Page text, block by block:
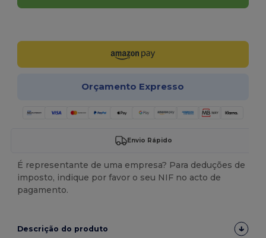
Orçamento Expresso
Envio Rápido
É representante de uma empresa? Para deduções de
imposto, indique por favor o seu NIF no acto de
pagamento.
Descrição do produto